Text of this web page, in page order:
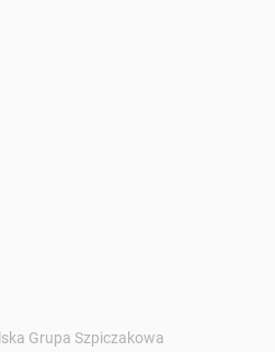
Grupa Szpiczakowa